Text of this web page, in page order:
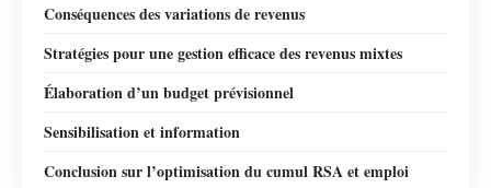
Conséquences des variations de revenus
Stratégies pour une gestion efficace des revenus mixtes
Élaboration d’un budget prévisionnel
Sensibilisation et information
Conclusion sur l’optimisation du cumul RSA et emploi